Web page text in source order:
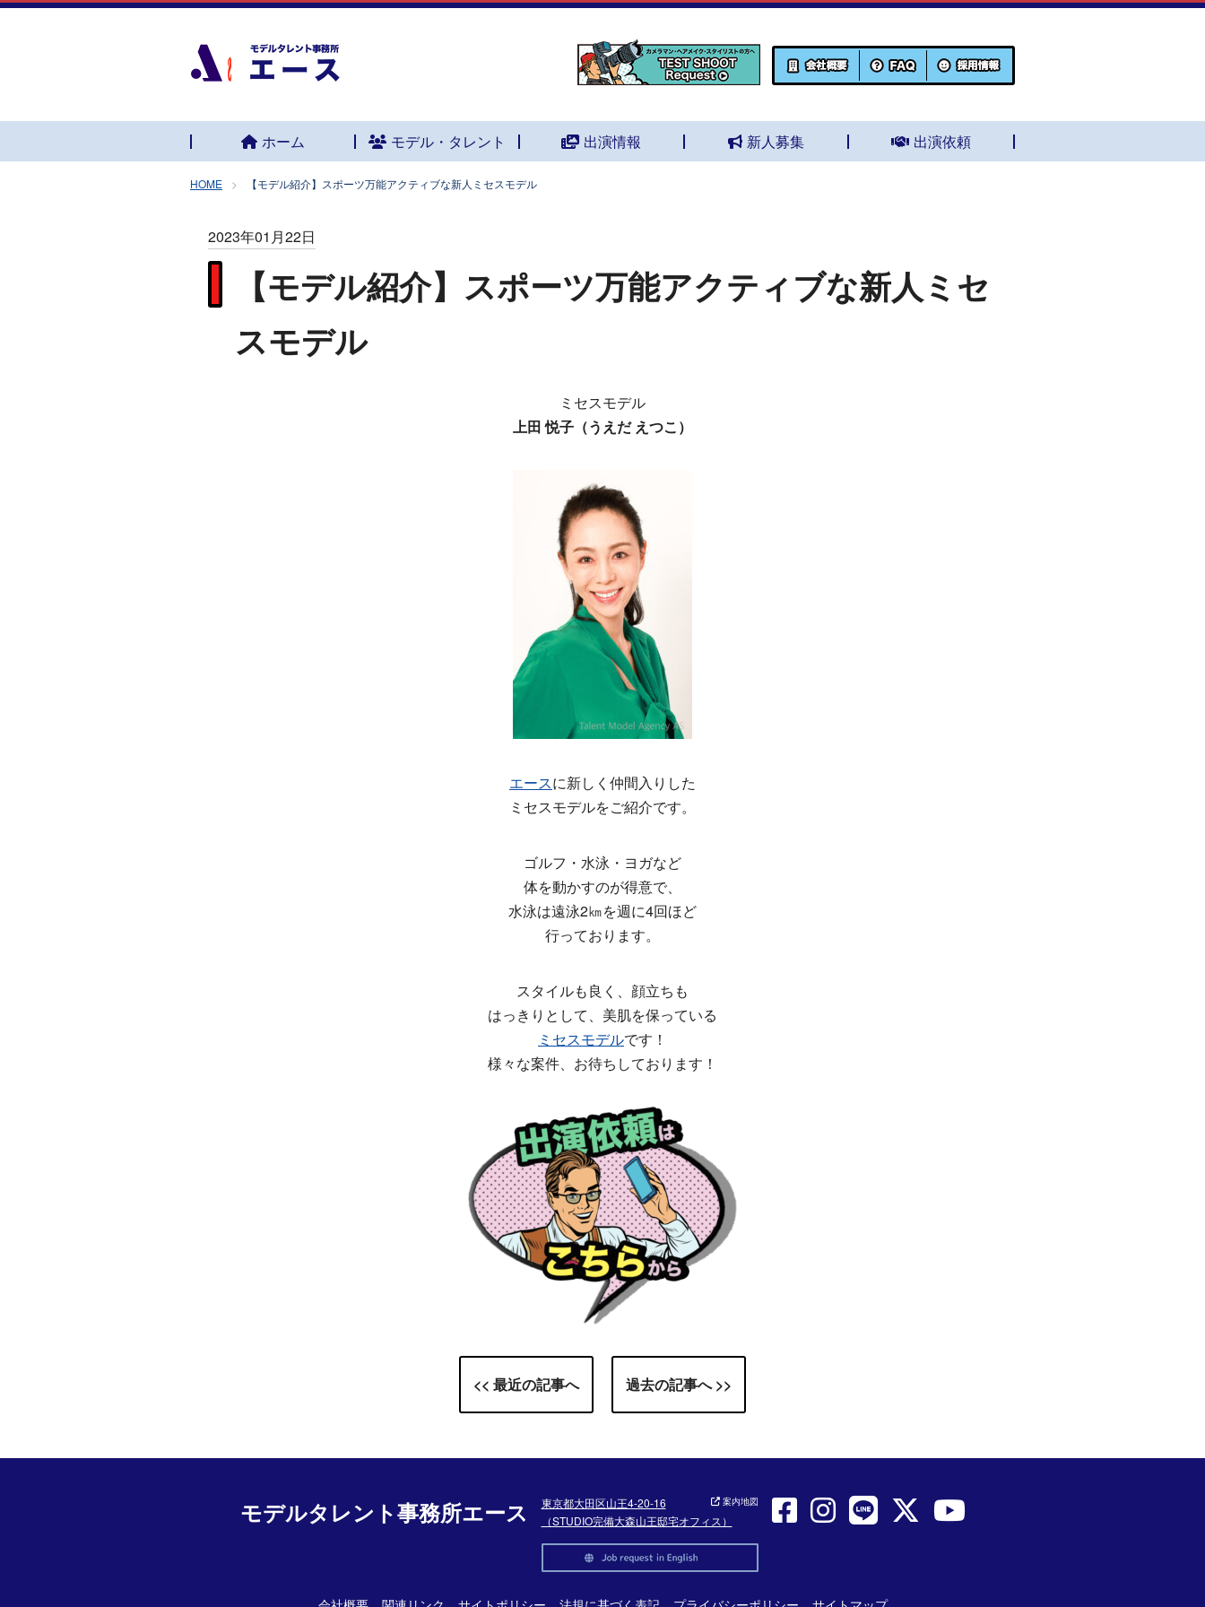
ホーム モデル・タレント 出演情報 新人募集 出演依頼
HOME 【モデル紹介】スポーツ万能アクティブな新人ミセスモデル
2023年01月22日
【モデル紹介】スポーツ万能アクティブな新人ミセ
スモデル
ミセスモデル
上田 悦子（うえだ えつこ）
エースに新しく仲間入りした
ミセスモデルをご紹介です。
ゴルフ・水泳・ヨガなど
体を動かすのが得意で、
水泳は遠泳2㎞を週に4回ほど
行っております。
スタイルも良く、顔立ちも
はっきりとして、美肌を保っている
ミセスモデルです！
様々な案件、お待ちしております！
<< 最近の記事へ 過去の記事へ >>
モデルタレント事務所エース
東京都大田区山王4-20-16
（STUDIO完備大森山王邸宅オフィス）
案内地図